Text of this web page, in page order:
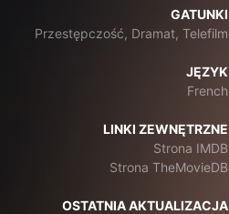
GATUNKI
Przestępczość, Dramat, Telefilm
JĘZYK
French
LINKI ZEWNĘTRZNE
Strona IMDB
Strona TheMovieDB
OSTATNIA AKTUALIZACJA